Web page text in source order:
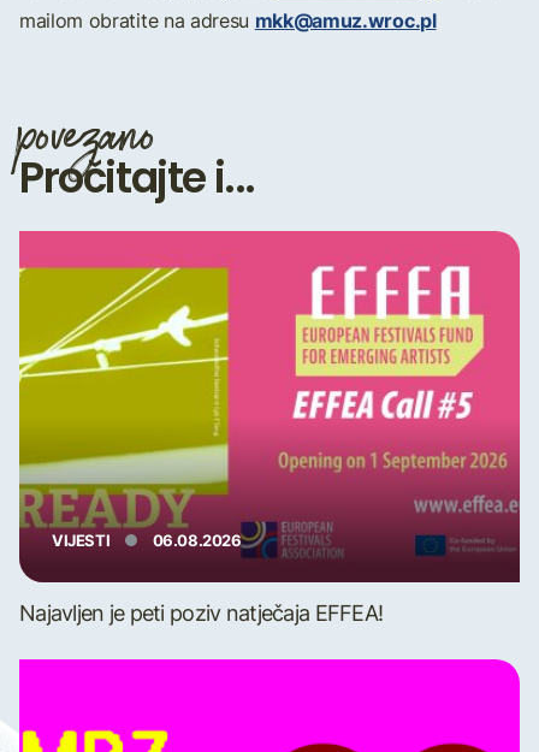
mailom obratite na adresu mkk@amuz.wroc.pl
povezano
Pročitajte i...
VIJESTI 06.08.2026
Najavljen je peti poziv natječaja EFFEA!